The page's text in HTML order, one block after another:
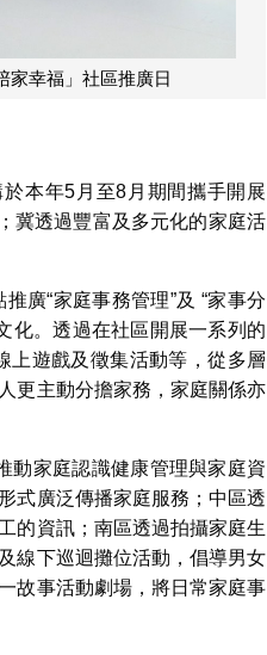
本年5月至8月期間攜手開展
冀透過豐富及多元化的家庭活
廣“家庭事務管理”及 “家事分
化。透過在社區開展一系列的
上遊戲及徵集活動等，從多層
更主動分擔家務，家庭關係亦
動家庭認識健康管理與家庭資
式廣泛傳播家庭服務；中區透
的資訊；南區透過拍攝家庭生
線下巡迴攤位活動，倡導男女
故事活動劇場，將日常家庭事